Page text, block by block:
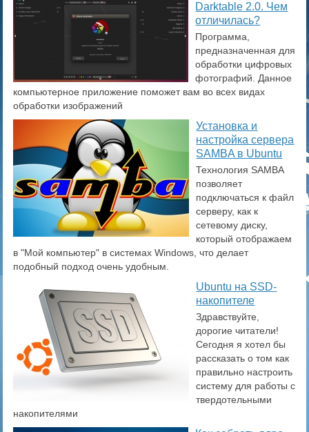
Darktable 2.0. Чем
отличилась?
Программа,
предназначенная для
обработки цифровых
фотографий. Данное
компьютерное приложение поможет вам во всех видах
обработки изображений
​Установка и
настройка сервера
SAMBA в Ubuntu
Технология SAMBA
позволяет
подключаться к файл
серверу, как к
сетевому диску,
который отображаем
в "Мой компьютер" в системах Windows, что делает
подобный подход очень удобным.
Ubuntu на SSD-
накопителе
Здравствуйте,
дорогие читатели!
Сегодня я хотел бы
рассказать о том как
правильно настроить
систему для работы с
твердотельными
накопителями